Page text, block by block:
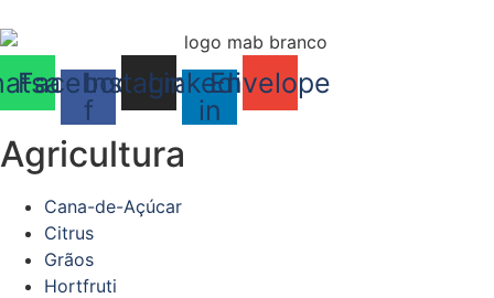
Facebook-
f
Instagram
Linkedin-
in
Envelope
Agricultura
Cana-de-Açúcar
Citrus
Grãos
Hortfruti